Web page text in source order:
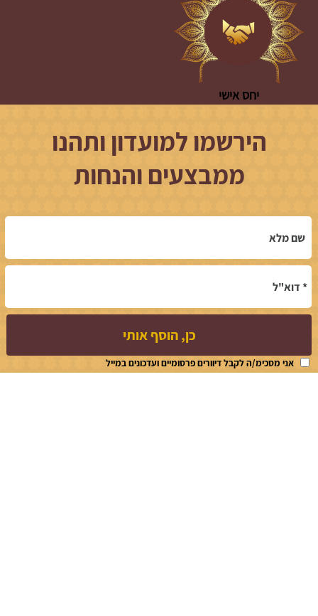
יחס אישי
הירשמו למועדון ותהנו
ממבצעים והנחות
אני מסכימ/ה לקבל דיוורים פרסומיים ועדכונים במייל